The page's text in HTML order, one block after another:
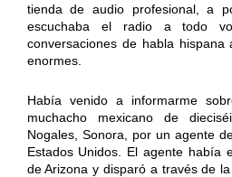
tienda de audio profesional, a
escuchaba el radio a todo
conversaciones de habla
enormes.
Había venido a informarme
muchacho mexicano de
Nogales, Sonora, por un agente
Estados Unidos. El agente había
de Arizona y disparó a través de